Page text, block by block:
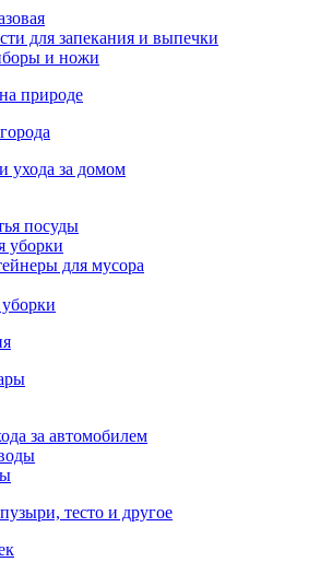
для запекания и выпечки
и ножи
природе
ухода за домом
посуды
уборки
для мусора
за автомобилем
тесто и другое